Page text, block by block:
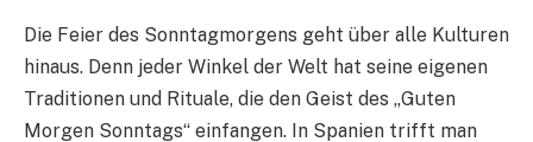
Die Feier des Sonntagmorgens geht über alle Kulturen
hinaus. Denn jeder Winkel der Welt hat seine eigenen
Traditionen und Rituale, die den Geist des „Guten
Morgen Sonntags“ einfangen. In Spanien trifft man